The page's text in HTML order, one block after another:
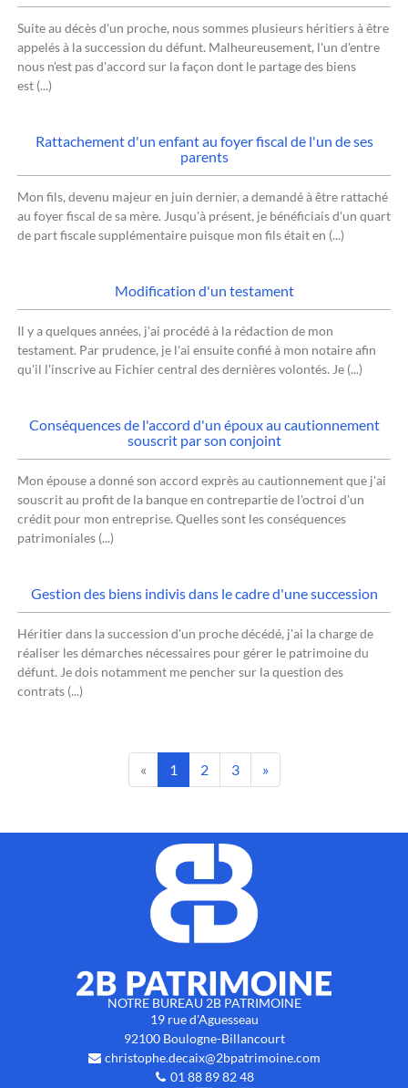
Suite au décès d'un proche, nous sommes plusieurs héritiers à être
appelés à la succession du défunt. Malheureusement, l'un d'entre
nous n'est pas d'accord sur la façon dont le partage des biens
est (...)
Rattachement d'un enfant au foyer fiscal de l'un de ses
parents
Mon fils, devenu majeur en juin dernier, a demandé à être rattaché
au foyer fiscal de sa mère. Jusqu'à présent, je bénéficiais d'un quart
de part fiscale supplémentaire puisque mon fils était en (...)
Modification d'un testament
Il y a quelques années, j'ai procédé à la rédaction de mon
testament. Par prudence, je l'ai ensuite confié à mon notaire afin
qu'il l'inscrive au Fichier central des dernières volontés. Je (...)
Conséquences de l'accord d'un époux au cautionnement
souscrit par son conjoint
Mon épouse a donné son accord exprès au cautionnement que j'ai
souscrit au profit de la banque en contrepartie de l'octroi d'un
crédit pour mon entreprise. Quelles sont les conséquences
patrimoniales (...)
Gestion des biens indivis dans le cadre d'une succession
Héritier dans la succession d'un proche décédé, j'ai la charge de
réaliser les démarches nécessaires pour gérer le patrimoine du
défunt. Je dois notamment me pencher sur la question des
contrats (...)
« 1 2 3 »
NOTRE BUREAU 2B PATRIMOINE
19 rue d'Aguesseau
92100 Boulogne-Billancourt
christophe.decaix@2bpatrimoine.com
01 88 89 82 48